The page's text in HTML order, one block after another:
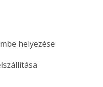
helyezése